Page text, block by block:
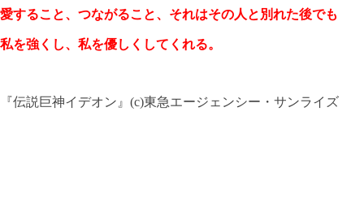
愛すること、つながること、それはその人と別れた後でも
私を強くし、私を優しくしてくれる。
『伝説巨神イデオン』(c)東急エージェンシー・サンライズ